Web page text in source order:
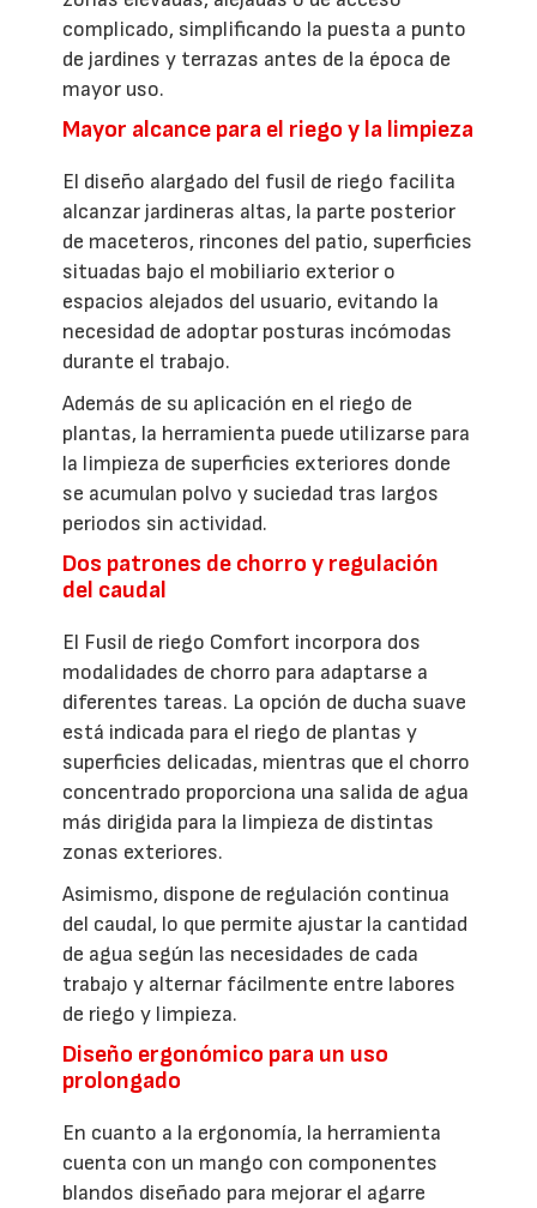
complicado, simplificando la puesta a punto
de jardines y terrazas antes de la época de
mayor uso.
Mayor alcance para el riego y la limpieza
El diseño alargado del fusil de riego facilita
alcanzar jardineras altas, la parte posterior
de maceteros, rincones del patio, superficies
situadas bajo el mobiliario exterior o
espacios alejados del usuario, evitando la
necesidad de adoptar posturas incómodas
durante el trabajo.
Además de su aplicación en el riego de
plantas, la herramienta puede utilizarse para
la limpieza de superficies exteriores donde
se acumulan polvo y suciedad tras largos
periodos sin actividad.
Dos patrones de chorro y regulación
del caudal
El Fusil de riego Comfort incorpora dos
modalidades de chorro para adaptarse a
diferentes tareas. La opción de ducha suave
está indicada para el riego de plantas y
superficies delicadas, mientras que el chorro
concentrado proporciona una salida de agua
más dirigida para la limpieza de distintas
zonas exteriores.
Asimismo, dispone de regulación continua
del caudal, lo que permite ajustar la cantidad
de agua según las necesidades de cada
trabajo y alternar fácilmente entre labores
de riego y limpieza.
Diseño ergonómico para un uso
prolongado
En cuanto a la ergonomía, la herramienta
cuenta con un mango con componentes
blandos diseñado para mejorar el agarre